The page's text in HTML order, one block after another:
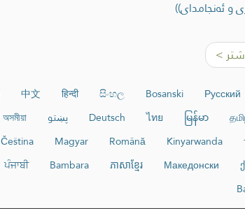
و ئه‌نجامدای))
>
Русский
Bosanski
සිංහල
हिन्दी
中文
မြန်မာ
ไทย
Deutsch پښتو অসমীয়া
Kinyarwanda
Română
Magyar
Čeština
Македонски
ភាសាខ្មែរ
Bambara
ਪੰਜਾਬੀ